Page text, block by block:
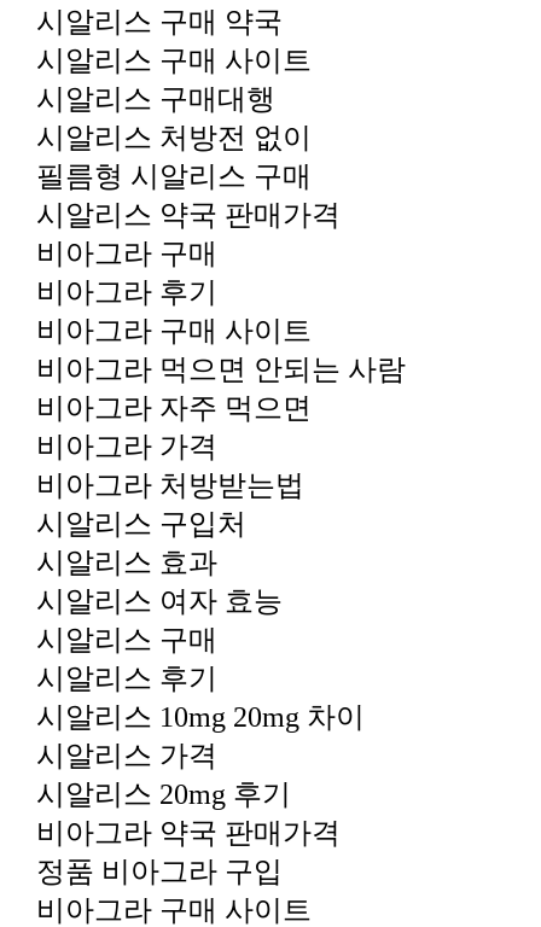
시알리스 구매 약국
시알리스 구매 사이트
시알리스 구매대행
시알리스 처방전 없이
필름형 시알리스 구매
시알리스 약국 판매가격
비아그라 구매
비아그라 후기
비아그라 구매 사이트
비아그라 먹으면 안되는 사람
비아그라 자주 먹으면
비아그라 가격
비아그라 처방받는법
시알리스 구입처
시알리스 효과
시알리스 여자 효능
시알리스 구매
시알리스 후기
시알리스 10mg 20mg 차이
시알리스 가격
시알리스 20mg 후기
비아그라 약국 판매가격
정품 비아그라 구입
비아그라 구매 사이트